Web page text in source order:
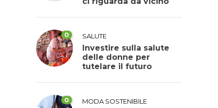
0 SALUTE
Investire sulla salute
delle donne per
tutelare il futuro
0 MODA SOSTENIBILE